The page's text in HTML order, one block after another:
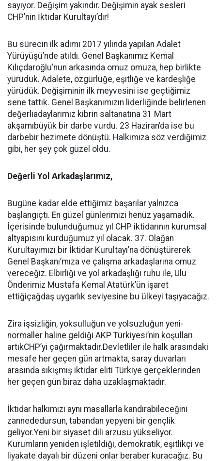
sayıyor. Değişim yakındır. Değişimin ayak sesleri
CHP’nin İktidar Kurultayı’dır!
Bu sürecin ilk adımı 2017 yılında yapılan Adalet
Yürüyüşü’nde atıldı. Genel Başkanımız Kemal
Kılıçdaroğlu’nun arkasında omuz omuza, hep birlikte
yürüdük. Adalete, özgürlüğe, eşitliğe ve kardeşliğe
yürüdük. Değişiminin ilk meyvesini ise geçtiğimiz
sene tattık. Genel Başkanımızın liderliğinde belirlenen
değerliadaylarımız kibrin saltanatına 31 Mart
akşamıbüyük bir darbe vurdu. 23 Haziran’da ise bu
darbebir hezimete dönüştü. Halkımıza söz verdiğimiz
gibi, her şey çok güzel oldu.
Değerli Yol Arkadaşlarımız,
Bugüne kadar elde ettiğimiz başarılar yalnızca
başlangıçtı. En güzel günlerimizi henüz yaşamadık.
İçerisinde bulunduğumuz yıl CHP iktidarının kurumsal
altyapısını kurduğumuz yıl olacak. 37. Olağan
Kurultayımızı bir İktidar Kurultayı’na dönüştürerek
Genel Başkanı’mıza ve çalışma arkadaşlarına omuz
vereceğiz. Elbirliği ve yol arkadaşlığı ruhu ile, Ulu
Önderimiz Mustafa Kemal Atatürk’ün işaret
ettiğiçağdaş uygarlık seviyesine bu ülkeyi taşıyacağız.
Zira işsizliğin, yoksulluğun ve yolsuzluğun yeni-
normaller haline geldiği AKP Türkiyesi’nin koşulları
artıkCHP’yi çağırmaktadır.Devletliler ile halk arasındaki
mesafe her geçen gün artmakta, saray duvarları
arasında sıkışmış iktidar eliti Türkiye gerçeklerinden
her geçen gün biraz daha uzaklaşmaktadır.
İktidar halkımızı aynı masallarla kandırabileceğini
zannededursun, tabandan yepyeni bir gençlik
geliyor.Yeni bir siyaset dili arzusu yükseliyor.
Kurumların yeniden işletildiği, demokratik, eşitlikçi ve
liyakate dayalı bir düzeni onlar beraber kuracağız. Bu